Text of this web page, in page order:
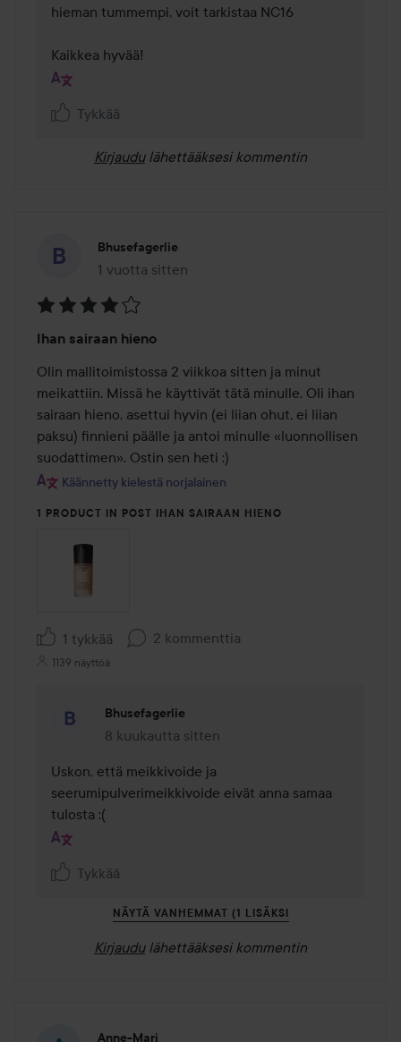
hieman tummempi, voit tarkistaa NC16
Kaikkea hyvää!
Tykkää
Kirjaudu lähettääksesi kommentin
Bhusefagerlie
1 vuotta sitten
Viesti luotiin 1 vuotta sitten
4
/
5
Ihan sairaan hieno
Olin mallitoimistossa 2 viikkoa sitten ja minut
meikattiin. Missä he käyttivät tätä minulle. Oli ihan
sairaan hieno, asettui hyvin (ei liian ohut, ei liian
paksu) finnieni päälle ja antoi minulle «luonnollisen
suodattimen». Ostin sen heti :)
Käännetty kielestä norjalainen
1 PRODUCT IN POST IHAN SAIRAAN HIENO
1 tykkää 2 kommenttia
1139 näyttöä
Bhusefagerlie
8 kuukautta sitten
Kommentti lisättiin 8 kuukautta sitten
Uskon, että meikkivoide ja
seerumipulverimeikkivoide eivät anna samaa
tulosta :(
Tykkää
NÄYTÄ VANHEMMAT (1 LISÄKSI
Kirjaudu lähettääksesi kommentin
Anne-Mari